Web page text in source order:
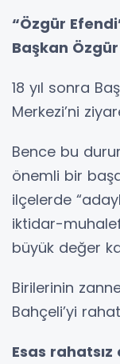
“Özgür
Başkan
18 yıl sonra
Merkezi’ni
Bence bu
önemli bir
ilçelerde
iktidar-
büyük değer
Birilerinin
Bahçeli’yi
Esas rahatsız